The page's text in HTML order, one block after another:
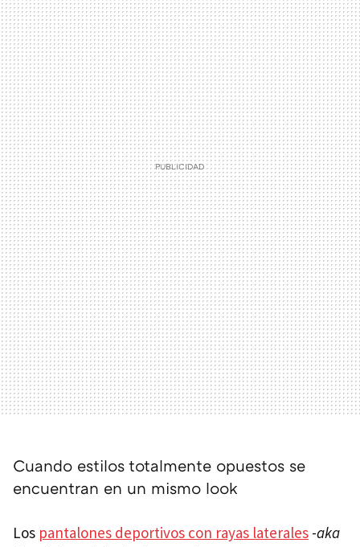
Cuando estilos totalmente opuestos se
encuentran en un mismo look
Los pantalones deportivos con rayas laterales -aka